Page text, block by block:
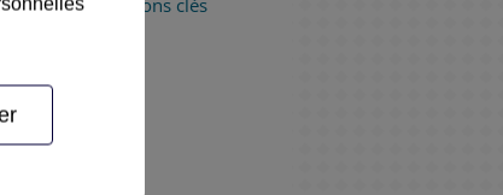
Les questions clés
au stress…)
vis du poste.